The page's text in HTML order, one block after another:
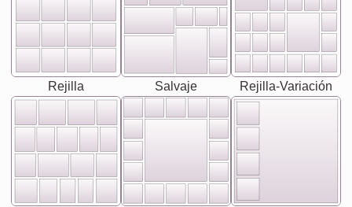
Rejilla Salvaje Rejilla-Variación